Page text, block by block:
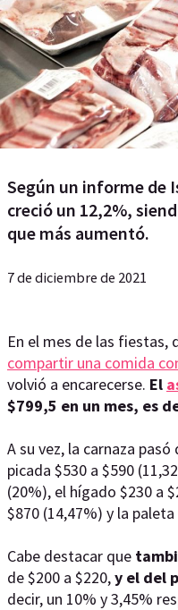
Según un informe de
creció un 12,2%,
que más aumentó.
7 de diciembre de 2021
En el mes de las fiestas,
compartir una comida
volvió a encarecerse. El
$799,5 en un mes, es
A su vez, la carnaza
picada $530 a $590
(20%), el hígado $230 a
$870 (14,47%) y la
Cabe destacar que
de $200 a $220,y el del
decir, un 10% y 3,45%